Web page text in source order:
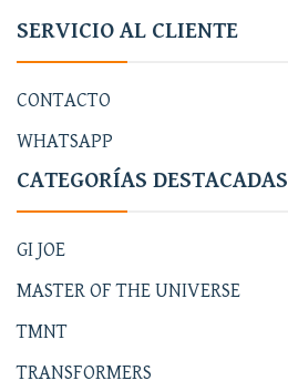
SERVICIO AL CLIENTE
CONTACTO
WHATSAPP
CATEGORÍAS DESTACADAS
GI JOE
MASTER OF THE UNIVERSE
TMNT
TRANSFORMERS